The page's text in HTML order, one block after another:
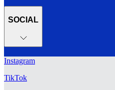
SOCIAL
Instagram
TikTok